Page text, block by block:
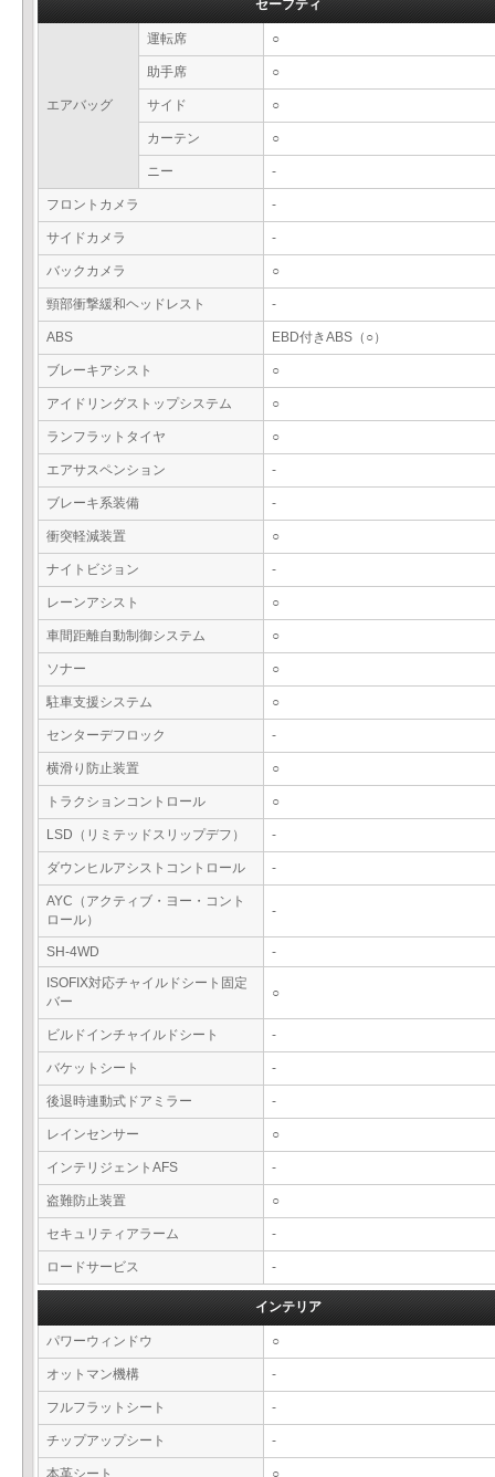
セーフティ
エアバッグ
運転席 ○
助手席 ○
サイド ○
カーテン ○
ニー -
フロントカメラ -
サイドカメラ -
バックカメラ ○
頸部衝撃緩和ヘッドレスト -
ABS EBD付きABS（○）
ブレーキアシスト ○
アイドリングストップシステム ○
ランフラットタイヤ ○
エアサスペンション -
ブレーキ系装備 -
衝突軽減装置 ○
ナイトビジョン -
レーンアシスト ○
車間距離自動制御システム ○
ソナー ○
駐車支援システム ○
センターデフロック -
横滑り防止装置 ○
トラクションコントロール ○
LSD（リミテッドスリップデフ） -
ダウンヒルアシストコントロール -
AYC（アクティブ・ヨー・コント
ロール）
-
SH-4WD
-
ISOFIX対応チャイルドシート固定
バー
○
ビルドインチャイルドシート -
バケットシート -
後退時連動式ドアミラー -
レインセンサー ○
インテリジェントAFS -
盗難防止装置 ○
セキュリティアラーム -
ロードサービス -
インテリア
パワーウィンドウ ○
オットマン機構 -
フルフラットシート -
チップアップシート -
本革シート ○